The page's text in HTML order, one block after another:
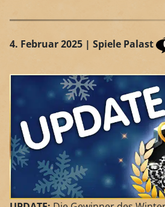
4. Februar 2025 | Spiele Palast